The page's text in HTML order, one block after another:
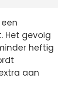
Het gevolg
heftig
aan